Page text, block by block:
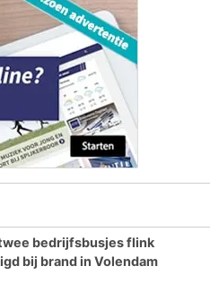
bedrijfsbusjes flink
bij brand in Volendam